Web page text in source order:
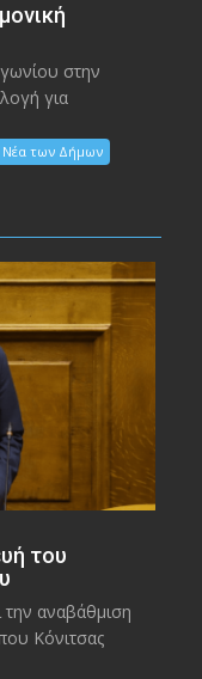
στην
για
Νέα των Δήμων
του
την αναβάθμιση
Κόνιτσας